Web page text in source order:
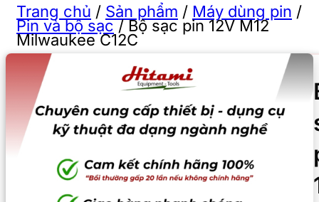
Trang chủ / Sản phẩm / Máy dùng pin /
Pin và bộ sạc/Bộ sạc pin 12V M12
Milwaukee C12C